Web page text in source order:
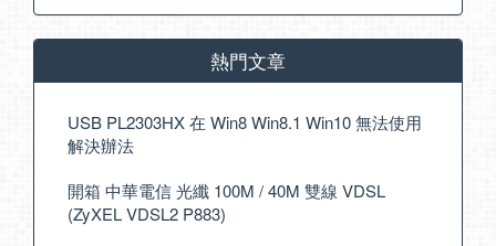
熱門文章
USB PL2303HX 在 Win8 Win8.1 Win10 無法使用
解決辦法
開箱 中華電信 光纖 100M / 40M 雙線 VDSL
(ZyXEL VDSL2 P883)